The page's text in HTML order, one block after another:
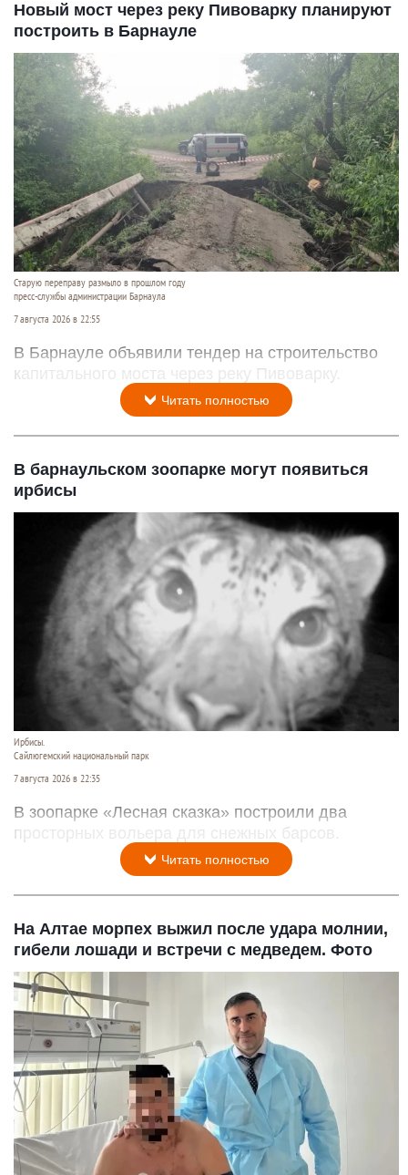
Новый мост через реку Пивоварку планируют
построить в Барнауле
Старую переправу размыло в прошлом году
пресс-службы администрации Барнаула
7 августа 2026 в 22:55
В Барнауле объявили тендер на строительство
капитального моста через реку Пивоварку.
Читать полностью
В барнаульском зоопарке могут появиться
ирбисы
Ирбисы.
Сайлюгемский национальный парк
7 августа 2026 в 22:35
В зоопарке «Лесная сказка» построили два
просторных вольера для снежных барсов.
Читать полностью
На Алтае морпех выжил после удара молнии,
гибели лошади и встречи с медведем. Фото